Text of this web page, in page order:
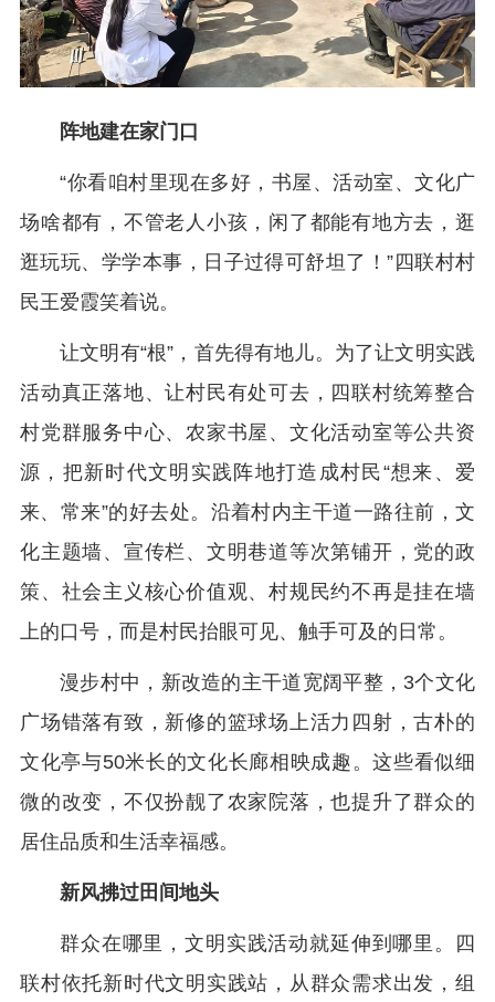
阵地建在家门口
“你看咱村里现在多好，书屋、活动室、文化广
场啥都有，不管老人小孩，闲了都能有地方去，逛
逛玩玩、学学本事，日子过得可舒坦了！”四联村村
民王爱霞笑着说。
让文明有“根”，首先得有地儿。为了让文明实践
活动真正落地、让村民有处可去，四联村统筹整合
村党群服务中心、农家书屋、文化活动室等公共资
源，把新时代文明实践阵地打造成村民“想来、爱
来、常来”的好去处。沿着村内主干道一路往前，文
化主题墙、宣传栏、文明巷道等次第铺开，党的政
策、社会主义核心价值观、村规民约不再是挂在墙
上的口号，而是村民抬眼可见、触手可及的日常。
漫步村中，新改造的主干道宽阔平整，3个文化
广场错落有致，新修的篮球场上活力四射，古朴的
文化亭与50米长的文化长廊相映成趣。这些看似细
微的改变，不仅扮靓了农家院落，也提升了群众的
居住品质和生活幸福感。
新风拂过田间地头
群众在哪里，文明实践活动就延伸到哪里。四
联村依托新时代文明实践站，从群众需求出发，组